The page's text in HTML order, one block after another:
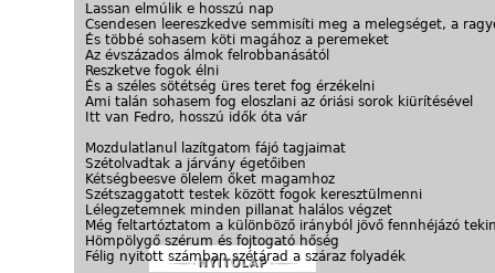
Lassan elmúlik e hosszú nap
Csendesen leereszkedve semmisíti meg a melegséget, a
És többé sohasem köti magához a peremeket
Az évszázados álmok felrobbanásától
Reszketve fogok élni
És a széles sötétség üres teret fog érzékelni
Ami talán sohasem fog eloszlani az óriási sorok kiürítésével
Itt van Fedro, hosszú idők óta vár
Mozdulatlanul lazítgatom fájó tagjaimat
Szétolvadtak a járvány égetőiben
Kétségbeesve ölelem őket magamhoz
Szétszaggatott testek között fogok keresztülmenni
Lélegzetemnek minden pillanat halálos végzet
Még feltartóztatom a különböző irányból jövő fennhéjázó
Hömpölygő szérum és fojtogató hőség
Félig nyitott számban szétárad a száraz folyadék